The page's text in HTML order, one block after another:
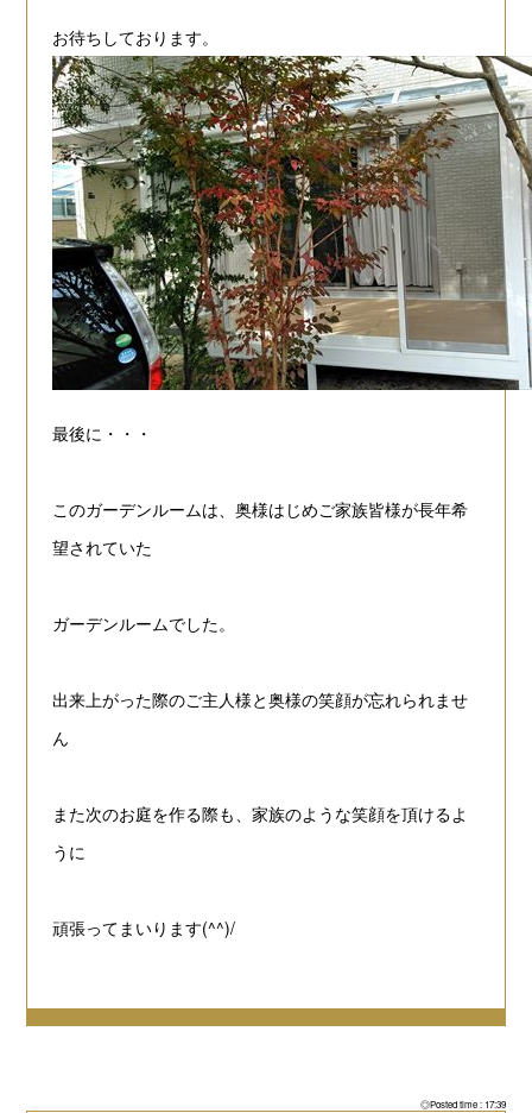
お待ちしております。
最後に・・・
このガーデンルームは、奥様はじめご家族皆様が長年希
望されていた
ガーデンルームでした。
出来上がった際のご主人様と奥様の笑顔が忘れられませ
ん
また次のお庭を作る際も、家族のような笑顔を頂けるよ
うに
頑張ってまいります(^^)/
◎Posted time : 17:39